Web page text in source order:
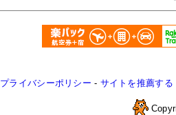
プライバシーポリシー - サイトを推薦する